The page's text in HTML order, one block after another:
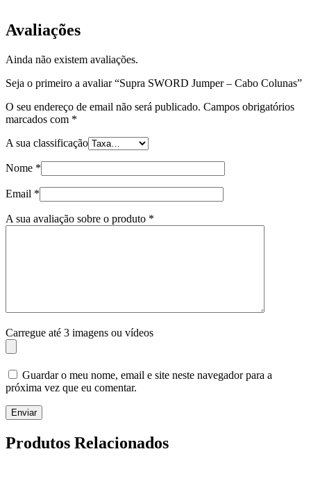
Avaliações
Ainda não existem avaliações.
Seja o primeiro a avaliar “Supra SWORD Jumper – Cabo Colunas”
O seu endereço de email não será publicado. Campos obrigatórios
marcados com *
A sua classificação
Nome *
Email *
A sua avaliação sobre o produto *
Carregue até 3 imagens ou vídeos
Guardar o meu nome, email e site neste navegador para a
próxima vez que eu comentar.
Enviar
Produtos Relacionados